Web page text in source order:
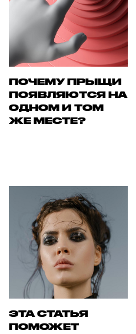
ПОЧЕМУ ПРЫЩИ
ПОЯВЛЯЮТСЯ НА
ОДНОМ И ТОМ
ЖЕ МЕСТЕ?
ЭТА СТАТЬЯ
ПОМОЖЕТ